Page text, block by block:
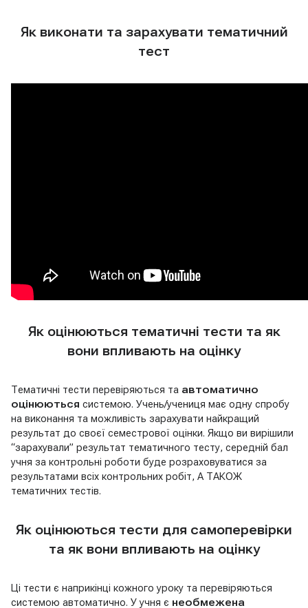
Як виконати та зарахувати тематичний
тест
Як оцінюються тематичні тести та як
вони впливають на оцінку
Тематичні тести перевіряються та автоматично
оцінюються системою. Учень/учениця має одну спробу
на виконання та можливість зарахувати найкращий
результат до своєї семестрової оцінки. Якщо ви вирішили
“зарахували” результат тематичного тесту, середній бал
учня за контрольні роботи буде розраховуватися за
результатами всіх контрольних робіт, А ТАКОЖ
тематичних тестів.
Як оцінюються тести для самоперевірки
та як вони впливають на оцінку
Ці тести є наприкінці кожного уроку та перевіряються
системою автоматично. У учня є необмежена